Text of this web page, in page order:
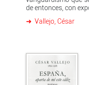
de entonces, con
Wake de James
movimientos dadá y
narrativa tomó
emparentado con
tungsteno, novela
Vallejo, César